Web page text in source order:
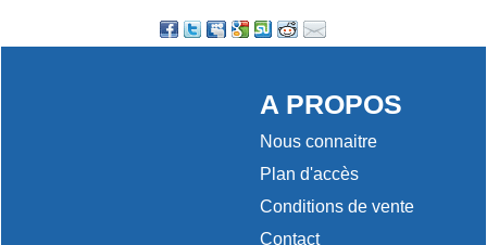
A PROPOS
Nous connaitre
Plan d'accès
Conditions de vente
Contact